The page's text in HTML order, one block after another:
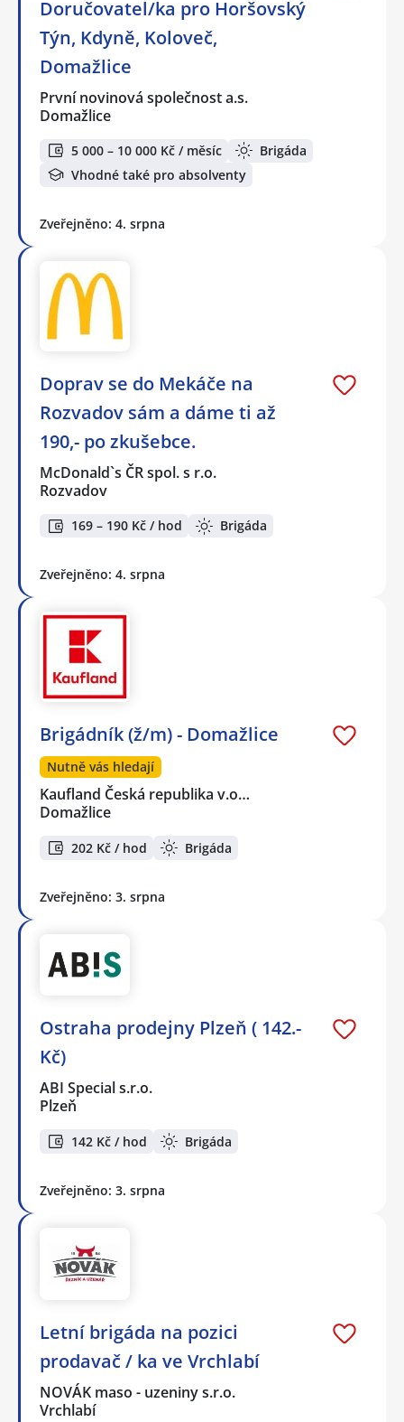
Doručovatel/ka pro Horšovský
Týn, Kdyně, Koloveč,
Domažlice
První novinová společnost a.s.
Domažlice
5 000 – 10 000 Kč / měsíc
Brigáda
Vhodné také pro absolventy
Zveřejněno: 4. srpna
Doprav se do Mekáče na
Rozvadov sám a dáme ti až
190,- po zkušebce.
McDonald`s ČR spol. s r.o.
Rozvadov
169 – 190 Kč / hod Brigáda
Zveřejněno: 4. srpna
Brigádník (ž/m) - Domažlice
Nutně vás hledají
Kaufland Česká republika v.o…
Domažlice
202 Kč / hod Brigáda
Zveřejněno: 3. srpna
Ostraha prodejny Plzeň ( 142.-
Kč)
ABI Special s.r.o.
Plzeň
142 Kč / hod Brigáda
Zveřejněno: 3. srpna
Letní brigáda na pozici
prodavač / ka ve Vrchlabí
NOVÁK maso - uzeniny s.r.o.
Vrchlabí